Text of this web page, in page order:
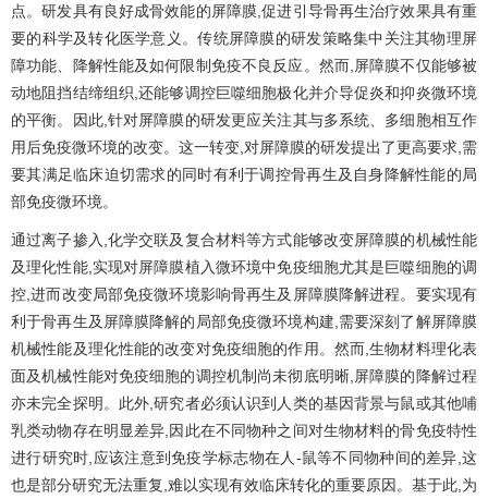
点。研发具有良好成骨效能的屏障膜,促进引导骨再生治疗效果具有重
要的科学及转化医学意义。传统屏障膜的研发策略集中关注其物理屏
障功能、降解性能及如何限制免疫不良反应。然而,屏障膜不仅能够被
动地阻挡结缔组织,还能够调控巨噬细胞极化并介导促炎和抑炎微环境
的平衡。因此,针对屏障膜的研发更应关注其与多系统、多细胞相互作
用后免疫微环境的改变。这一转变,对屏障膜的研发提出了更高要求,需
要其满足临床迫切需求的同时有利于调控骨再生及自身降解性能的局
部免疫微环境。
通过离子掺入,化学交联及复合材料等方式能够改变屏障膜的机械性能
及理化性能,实现对屏障膜植入微环境中免疫细胞尤其是巨噬细胞的调
控,进而改变局部免疫微环境影响骨再生及屏障膜降解进程。要实现有
利于骨再生及屏障膜降解的局部免疫微环境构建,需要深刻了解屏障膜
机械性能及理化性能的改变对免疫细胞的作用。然而,生物材料理化表
面及机械性能对免疫细胞的调控机制尚未彻底明晰,屏障膜的降解过程
亦未完全探明。此外,研究者必须认识到人类的基因背景与鼠或其他哺
乳类动物存在明显差异,因此在不同物种之间对生物材料的骨免疫特性
进行研究时,应该注意到免疫学标志物在人-鼠等不同物种间的差异,这
也是部分研究无法重复,难以实现有效临床转化的重要原因。基于此,为